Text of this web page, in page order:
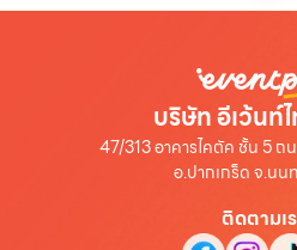
บริษัท อีเว้นท์
47/313 อาคารไคตัค ชั้น 5 ถ
อ.ปากเกร็ด จ.นน
ติดตามเ